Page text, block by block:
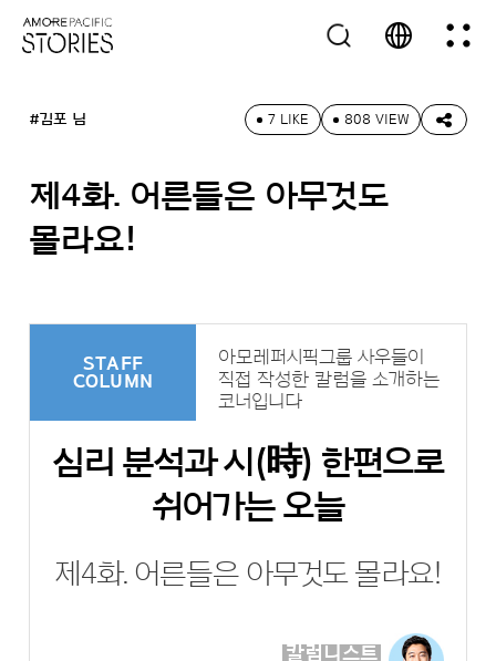
#김포 님 7 LIKE 808 VIEW
제4화. 어른들은 아무것도
몰라요!
STAFF
COLUMN
아모레퍼시픽그룹 사우들이
직접 작성한 칼럼을 소개하는
코너입니다
심리 분석과 시(時) 한편으로
쉬어가는 오늘
제4화. 어른들은 아무것도 몰라요!
칼럼니스트